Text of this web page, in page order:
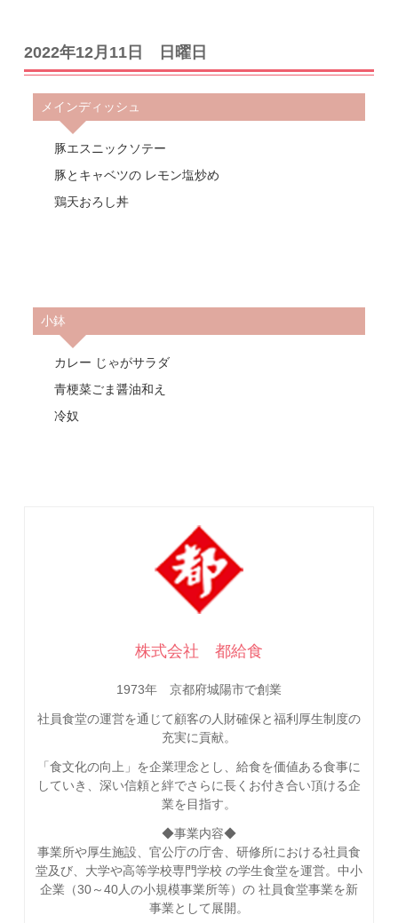
2022年12月11日 日曜日
メインディッシュ
豚エスニックソテー
豚とキャベツの レモン塩炒め
鶏天おろし丼
小鉢
カレー じゃがサラダ
青梗菜ごま醤油和え
冷奴
株式会社 都給食
1973年 京都府城陽市で創業
社員食堂の運営を通じて顧客の人財確保と福利厚生制度の
充実に貢献。
「食文化の向上」を企業理念とし、給食を価値ある食事に
していき、深い信頼と絆でさらに長くお付き合い頂ける企
業を目指す。
◆事業内容◆
事業所や厚生施設、官公庁の庁舎、研修所における社員食
堂及び、大学や高等学校専門学校 の学生食堂を運営。中小
企業（30～40人の小規模事業所等）の 社員食堂事業を新
事業として展開。